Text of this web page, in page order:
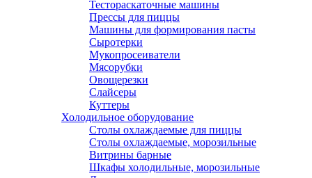
Тестораскаточные машины
Прессы для пиццы
Машины для формирования пасты
Сыротерки
Мукопросеиватели
Мясорубки
Овощерезки
Слайсеры
Куттеры
Холодильное оборудование
Столы охлаждаемые для пиццы
Столы охлаждаемые, морозильные
Витрины барные
Шкафы холодильные, морозильные